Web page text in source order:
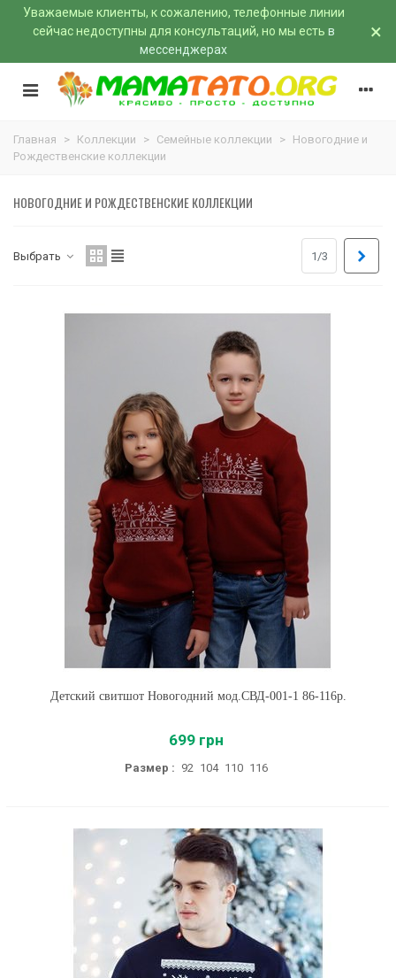
Уважаемые клиенты, к сожалению, телефонные линии
сейчас недоступны для консультаций, но мы есть в
мессенджерах
×
Главная > Коллекции > Семейные коллекции > Новогодние и
Рождественские коллекции
НОВОГОДНИЕ И РОЖДЕСТВЕНСКИЕ КОЛЛЕКЦИИ
Выбрать 1/3
Детский свитшот Новогодний мод.СВД-001-1 86-116р.
699 грн
Размер : 92 104 110 116